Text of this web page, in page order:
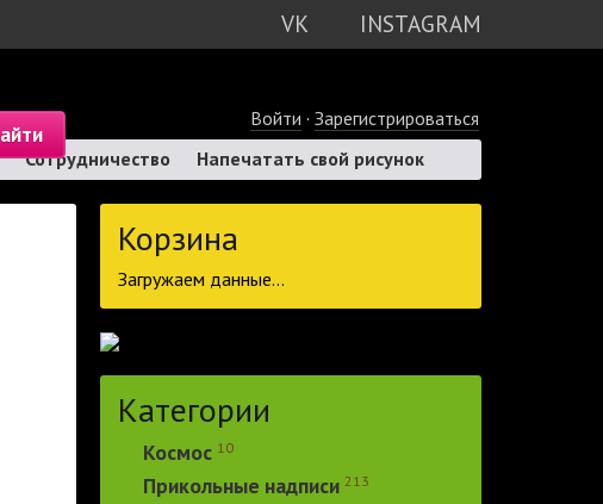
VK INSTAGRAM
Войти · Зарегистрироваться
Сотрудничество Напечатать свой рисунок
Корзина
Загружаем данные...
Категории
Космос 10
Прикольные надписи 213